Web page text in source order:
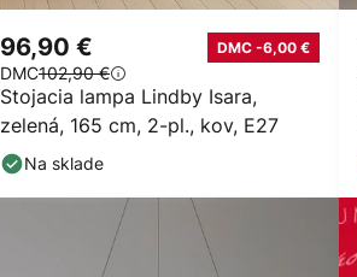
Stojacia lampa Lindby Isara,
zelená, 165 cm, 2-pl., kov, E27
96,90 € DMC -6,00 €
DMC102,90 €
Na sklade